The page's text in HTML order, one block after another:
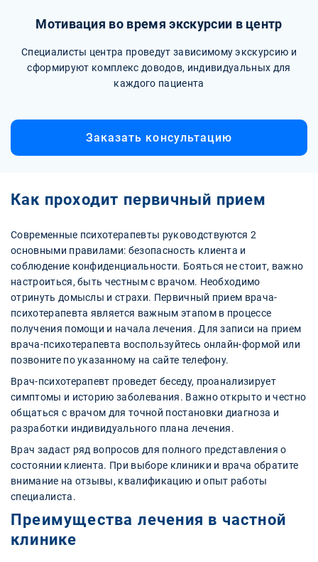
Мотивация во время экскурсии в центр
Специалисты центра проведут зависимому экскурсию и
сформируют комплекс доводов, индивидуальных для
каждого пациента
Заказать консультацию
Как проходит первичный прием
Современные психотерапевты руководствуются 2
основными правилами: безопасность клиента и
соблюдение конфиденциальности. Бояться не стоит, важно
настроиться, быть честным с врачом. Необходимо
отринуть домыслы и страхи. Первичный прием врача-
психотерапевта является важным этапом в процессе
получения помощи и начала лечения. Для записи на прием
врача-психотерапевта воспользуйтесь онлайн-формой или
позвоните по указанному на сайте телефону.
Врач-психотерапевт проведет беседу, проанализирует
симптомы и историю заболевания. Важно открыто и честно
общаться с врачом для точной постановки диагноза и
разработки индивидуального плана лечения.
Врач задаст ряд вопросов для полного представления о
состоянии клиента. При выборе клиники и врача обратите
внимание на отзывы, квалификацию и опыт работы
специалиста.
Преимущества лечения в частной
клинике